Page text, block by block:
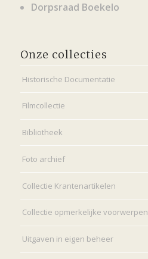
Dorpsraad Boekelo
Onze collecties
Historische Documentatie
Filmcollectie
Bibliotheek
Foto archief
Collectie Krantenartikelen
Collectie opmerkelijke voorwerpen
Uitgaven in eigen beheer